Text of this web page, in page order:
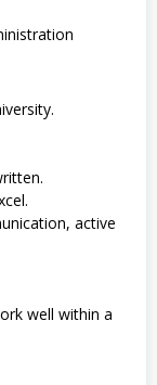
active
well within a